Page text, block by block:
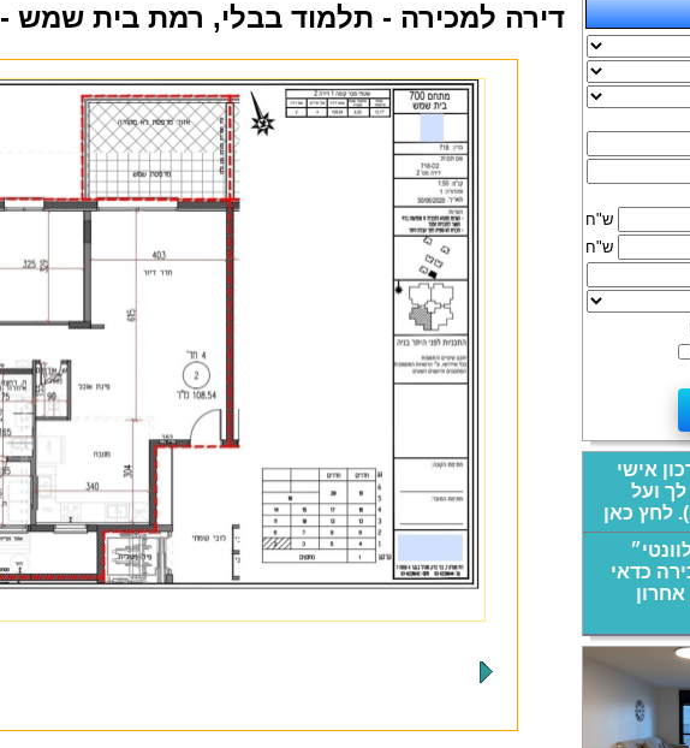
ש"ח
ש"ח
אישי
ועל
לחץ כאן
כדאי
דירה למכירה - תלמוד בבלי, רמת בית שמש -